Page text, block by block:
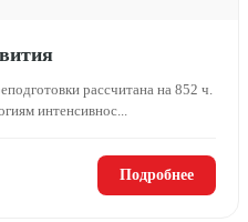
рассчитана на 852 ч.
интенсивнос...
Подробнее